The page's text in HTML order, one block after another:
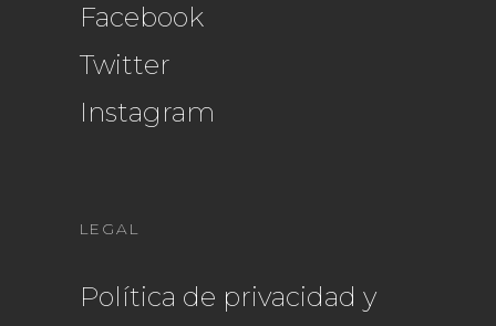
Facebook
Twitter
Instagram
LEGAL
Política de privacidad y